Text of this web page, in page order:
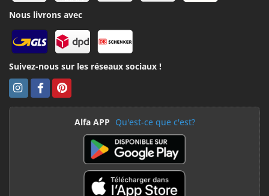
Nous livrons avec
Suivez-nous sur les réseaux sociaux !
Alfa APP Qu'est-ce que c'est?